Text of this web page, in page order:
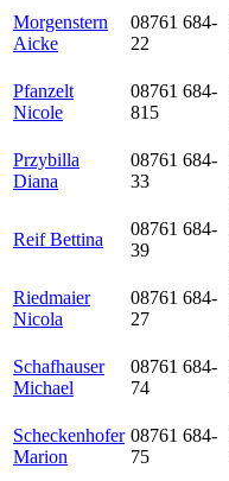
Morgenstern
Aicke
08761 684-
22
Pfanzelt
Nicole
08761 684-
815
Przybilla
Diana
08761 684-
33
Reif Bettina
08761 684-
39
Riedmaier
Nicola
08761 684-
27
Schafhauser
Michael
08761 684-
74
Scheckenhofer
Marion
08761 684-
75